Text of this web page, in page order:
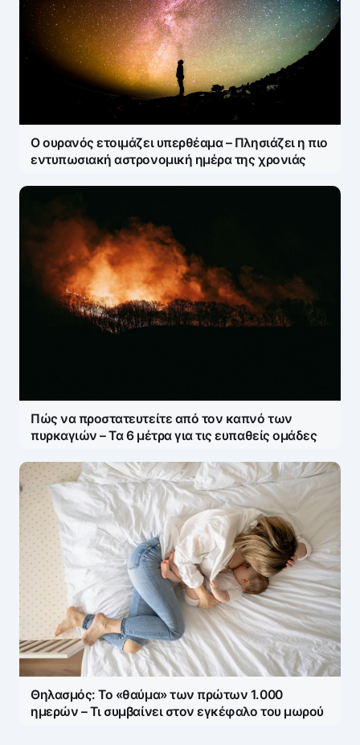
Ο ουρανός ετοιμάζει υπερθέαμα – Πλησιάζει η πιο
εντυπωσιακή αστρονομική ημέρα της χρονιάς
Πώς να προστατευτείτε από τον καπνό των
πυρκαγιών – Τα 6 μέτρα για τις ευπαθείς ομάδες
Θηλασμός: Το «θαύμα» των πρώτων 1.000
ημερών – Τι συμβαίνει στον εγκέφαλο του μωρού